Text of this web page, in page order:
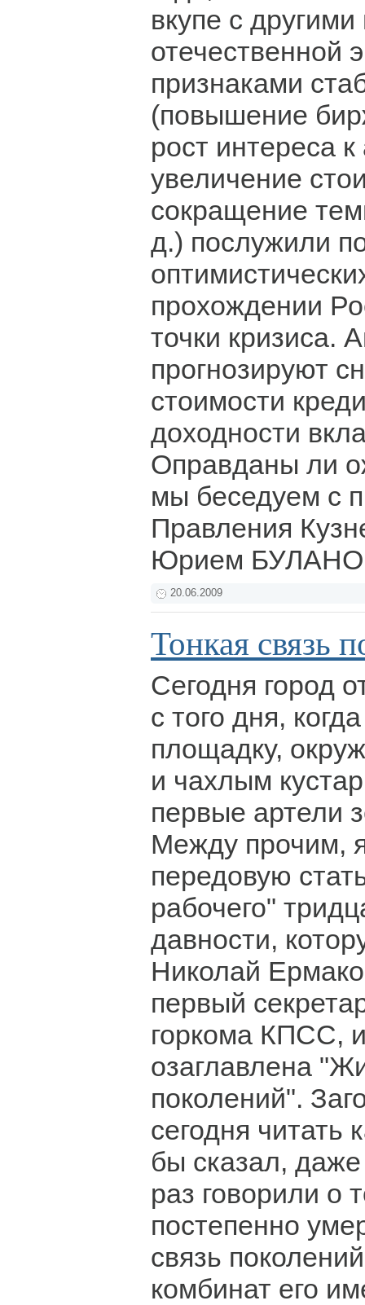
вкупе с
отечественной
признаками
(повышение
рост интереса
увеличение
сокращение
д.) послужили
прохождении
точки кризиса.
прогнозируют
стоимости
доходности
Оправданы ли
мы беседуем с
Правления
Юрием
20.06.2009
Тонкая связь
Сегодня город
с того дня,
площадку,
и чахлым
первые артели
Между прочим,
передовую
рабочего"
давности,
Николай
первый
горкома КПСС,
озаглавлена
поколений".
сегодня читать
бы сказал,
раз говорили о
постепенно
связь
комбинат его